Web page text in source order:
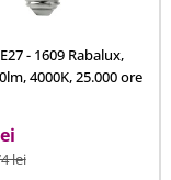
- 1609 Rabalux,
4000K, 25.000 ore
lei